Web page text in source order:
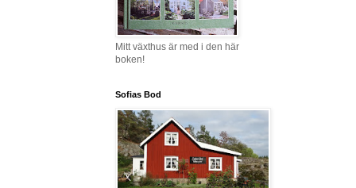
Mitt växthus är med i den här
boken!
Sofias Bod